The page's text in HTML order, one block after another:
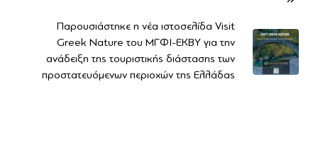
Παρουσιάστηκε η νέα ιστοσελίδα Visit
Greek Nature του ΜΓΦΙ-ΕΚΒΥ για την
ανάδειξη της τουριστικής διάστασης των
προστατευόμενων περιοχών της Ελλάδας